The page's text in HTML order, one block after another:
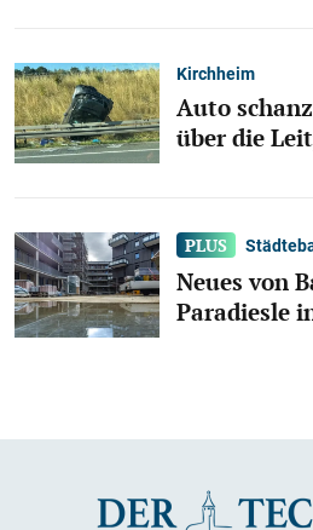
Kirchheim
Auto
über die
Neues von
Paradiesle